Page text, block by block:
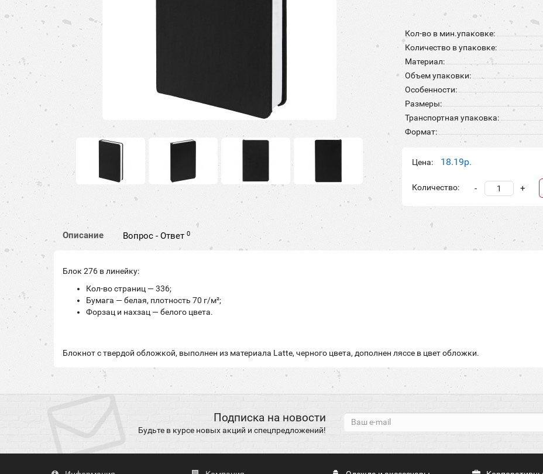
Кол-во в мин.упаковке:
Количество в упаковке:
Материал:
Объем упаковки:
Особенности:
Размеры:
Транспортная упаковка:
Формат:
Цена: 18.19р.
Количество: +
-
Описание Вопрос - Ответ0
Блок 276 в линейку:
Кол-во страниц — 336;
Бумага — белая, плотность 70 г/м²;
Форзац и нахзац — белого цвета.
Блокнот с твердой обложкой, выполнен из материала Latte, черного цвета, дополнен ляссе в цвет обложки.
Подписка на новости
Будьте в курсе новых акций и спецпредложений!